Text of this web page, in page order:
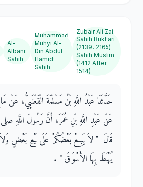
Al-
Albani:
Sahih
Muhammad
Muhyi Al-
Din Abdul
Hamid:
Sahih
Zubair Ali Zai:
Sahih Bukhari
(2139، 2165)
Sahih Muslim
(1412 After
1514)
حَدَّثَنَا عَبْدُ اللَّهِ بْنُ مَسْلَمَةَ الْقَعْنَبِيُّ،
عَنْ عَبْدِ اللَّهِ بْنِ عُمَرَ، أَنَّ رَسُولَ اللَّهِ صلى
قَالَ ‏ "‏ لاَ يَبِعْ بَعْضُكُمْ عَلَى بَيْعِ بَعْضٍ وَلاَ
يُهْبَطَ بِهَا الأَسْوَاقَ ‏"‏ ‏.‏